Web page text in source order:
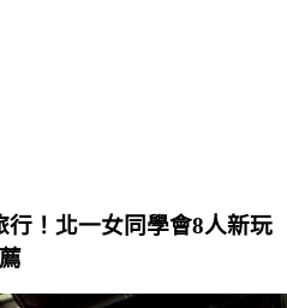
！北一女同學會8人新玩